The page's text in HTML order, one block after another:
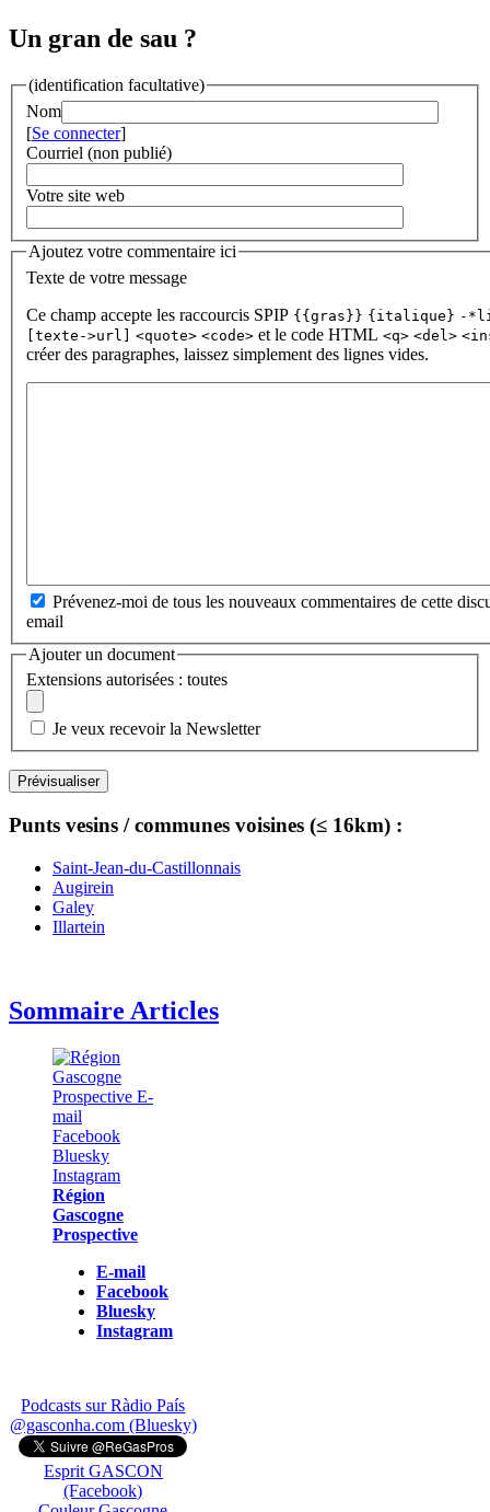
Un gran de sau ?
(identification facultative)
Nom
[Se connecter]
Courriel (non publié)
Votre site web
Ajoutez votre commentaire ici
Texte de votre message
Ce champ accepte les raccourcis SPIP {{gras}} {italique} -
[texte->url] <quote> <code> et le code HTML <q> <del>
créer des paragraphes, laissez simplement des lignes vides.
Prévenez-moi de tous les nouveaux commentaires de cette
email
Ajouter un document
Extensions autorisées : toutes
Je veux recevoir la Newsletter
Punts vesins / communes voisines (≤ 16km) :
Saint-Jean-du-Castillonnais
Augirein
Galey
Illartein
Sommaire Articles
Région
Gascogne
Prospective
E-mail
Facebook
Bluesky
Instagram
Podcasts sur Ràdio País
@gasconha.com (Bluesky)
Esprit GASCON
(Facebook)